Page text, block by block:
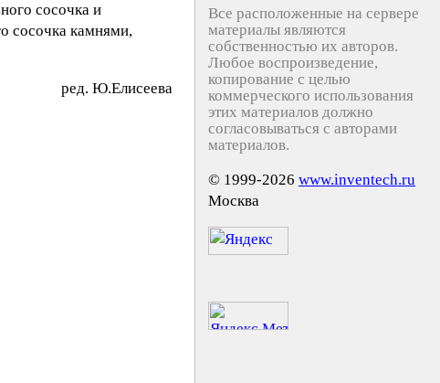
сосочка и
сосочка камнями,
peд. Ю.Eлиceeвa
Все расположенные на сервере
материалы являются
собственностью их авторов.
Любое воспроизведение,
копирование с целью
коммерческого использования
этих материалов должно
согласовываться с авторами
материалов.
© 1999-2026 www.inventech.ru
Москва